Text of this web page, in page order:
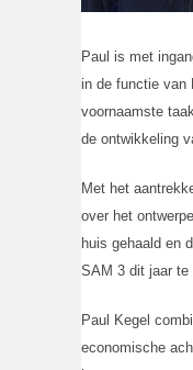
Paul is met
in de functie van
voornaamste
de ontwikkeling
Met het
over het
huis gehaald en
SAM 3 dit jaar te
Paul Kegel
economische